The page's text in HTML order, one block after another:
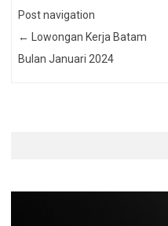
Post navigation
←
Lowongan Kerja Batam
Bulan Januari 2024